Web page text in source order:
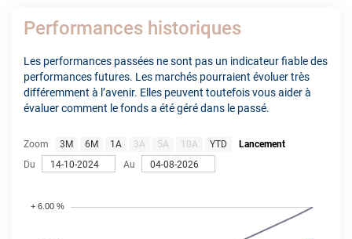
Performances historiques
Les performances passées ne sont pas un indicateur fiable des
performances futures. Les marchés pourraient évoluer très
différemment à l’avenir. Elles peuvent toutefois vous aider à
évaluer comment le fonds a été géré dans le passé.
Zoom 3M 6M 1A 3A 5A 10A YTD
Lancement
Du
Au